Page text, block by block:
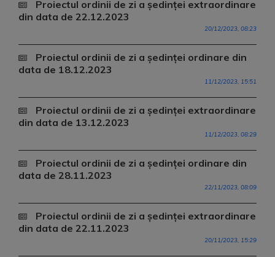
Proiectul ordinii de zi a ședinței extraordinare
din data de 22.12.2023
20/12/2023, 08:23
Proiectul ordinii de zi a ședinței ordinare din
data de 18.12.2023
11/12/2023, 15:51
Proiectul ordinii de zi a ședinței extraordinare
din data de 13.12.2023
11/12/2023, 08:29
Proiectul ordinii de zi a ședinței ordinare din
data de 28.11.2023
22/11/2023, 08:09
Proiectul ordinii de zi a ședinței extraordinare
din data de 22.11.2023
20/11/2023, 15:29